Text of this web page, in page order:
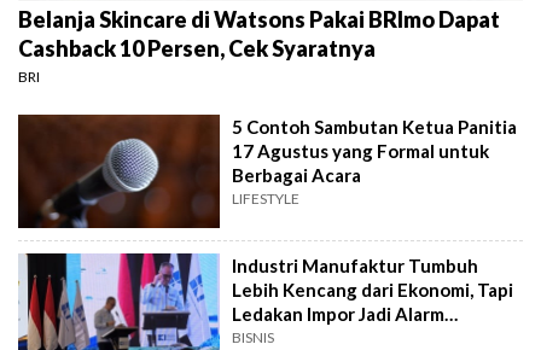
Belanja Skincare di Watsons Pakai BRImo Dapat
Cashback 10 Persen, Cek Syaratnya
BRI
5 Contoh Sambutan Ketua Panitia
17 Agustus yang Formal untuk
Berbagai Acara
LIFESTYLE
Industri Manufaktur Tumbuh
Lebih Kencang dari Ekonomi, Tapi
Ledakan Impor Jadi Alarm
Pemerintah
BISNIS